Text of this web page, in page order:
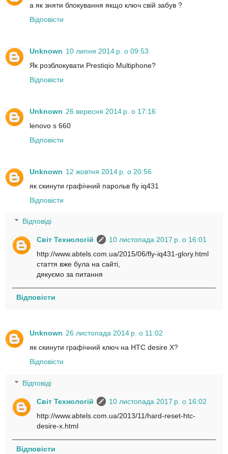
а як зняти блокування якщо ключ свій забув ?
Відповісти
Unknown 10 липня 2014 р. о 09:53
Як розблокувати Prestiqio Multiphone?
Відповісти
Unknown 26 вересня 2014 р. о 17:16
lenovo s 660
Відповісти
Unknown 12 жовтня 2014 р. о 20:56
як скинути графічний парольв fly iq431
Відповісти
Відповіді
Світ Технологій
10 листопада 2017 р. о 16:01
http://www.abtels.com.ua/2015/06/fly-iq431-glory.html
стаття вже була на сайті,
дякуємо за питання
Відповісти
Unknown 26 листопада 2014 р. о 11:02
як скинути графічний ключ на HTC desire X?
Відповісти
Відповіді
Світ Технологій
10 листопада 2017 р. о 16:02
http://www.abtels.com.ua/2013/11/hard-reset-htc-
desire-x.html
Відповісти